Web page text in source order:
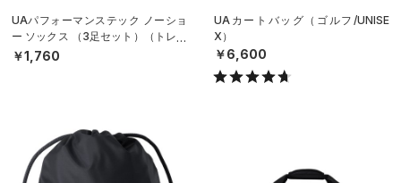
UAパフォーマンステック ノーショ
ー ソックス （3足セット）（トレー
ニング/UNISEX）
￥1,760
UAカートバッグ（ゴルフ/UNISE
X）
￥6,600